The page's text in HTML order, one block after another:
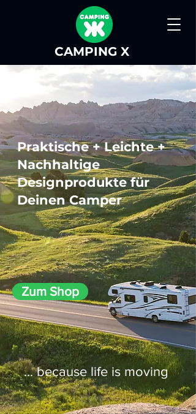
CAMPING X
Praktische + Leichte +
Nachhaltige
Designprodukte für
Deinen Camper
Zum Shop
... because life is moving